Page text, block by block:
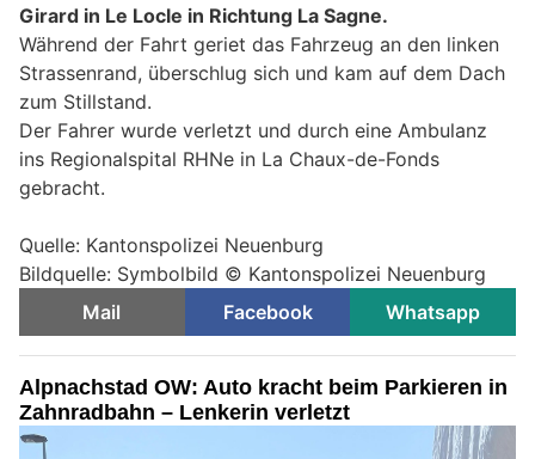
Girard in Le Locle in Richtung La Sagne.
Während der Fahrt geriet das Fahrzeug an den linken
Strassenrand, überschlug sich und kam auf dem Dach
zum Stillstand.
Der Fahrer wurde verletzt und durch eine Ambulanz
ins Regionalspital RHNe in La Chaux-de-Fonds
gebracht.
Quelle: Kantonspolizei Neuenburg
Bildquelle: Symbolbild © Kantonspolizei Neuenburg
Mail
Facebook Whatsapp
Alpnachstad OW: Auto kracht beim Parkieren in
Zahnradbahn – Lenkerin verletzt